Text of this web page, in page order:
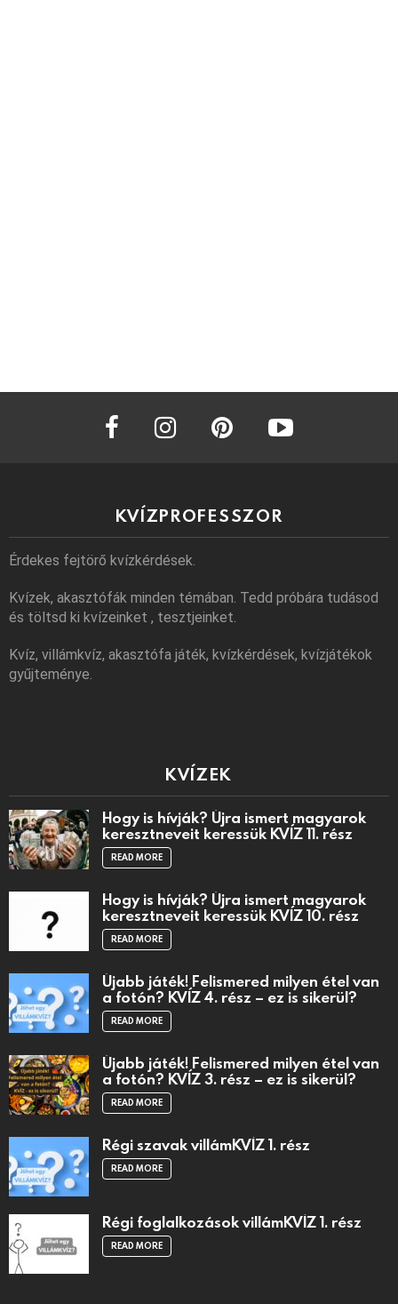
facebook instagram
KVÍZPROFESSZOR
Érdekes fejtörő kvízkérdések.
Kvízek, akasztófák minden témában. Tedd próbára tudásod
és töltsd ki kvízeinket , tesztjeinket.
Kvíz, villámkvíz, akasztófa játék, kvízkérdések, kvízjátékok
gyűjteménye.
KVÍZEK
Hogy is hívják? Újra ismert magyarok
keresztneveit keressük KVÍZ 11. rész
READ MORE
Hogy is hívják? Újra ismert magyarok
keresztneveit keressük KVÍZ 10. rész
READ MORE
Újabb játék! Felismered milyen étel van
a fotón? KVÍZ 4. rész – ez is sikerül?
READ MORE
Újabb játék! Felismered milyen étel van
a fotón? KVÍZ 3. rész – ez is sikerül?
READ MORE
Régi szavak villámKVÍZ 1. rész
READ MORE
Régi foglalkozások villámKVÍZ 1. rész
READ MORE